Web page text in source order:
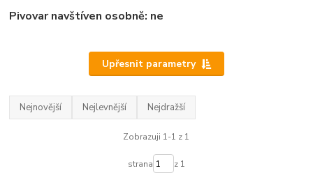
Pivovar navštíven osobně: ne
Upřesnit parametry
Nejnovější Nejlevnější Nejdražší
Zobrazuji 1-1 z 1
strana z 1